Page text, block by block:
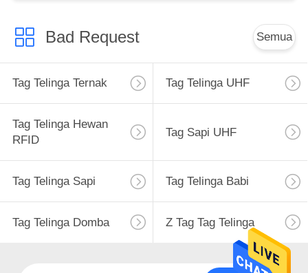
Bad Request Semua
Tag Telinga Ternak Tag Telinga UHF
Tag Telinga Hewan
RFID
Tag Sapi UHF
Tag Telinga Sapi Tag Telinga Babi
Tag Telinga Domba Z Tag Tag Telinga